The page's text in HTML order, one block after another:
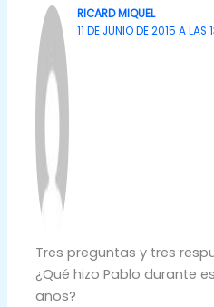
RICARD MIQUEL
11 DE JUNIO DE 2015 A LAS
Tres preguntas y tres
¿Qué hizo Pablo durante
años?